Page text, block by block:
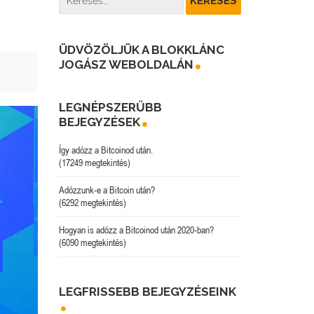
ÜDVÖZÖLJÜK A BLOKKLÁNC
JOGÁSZ WEBOLDALÁN
LEGNÉPSZERŰBB
BEJEGYZÉSEK
Így adózz a Bitcoinod után.
(17249 megtekintés)
Adózzunk-e a Bitcoin után?
(6292 megtekintés)
Hogyan is adózz a Bitcoinod után 2020-ban?
(6090 megtekintés)
LEGFRISSEBB BEJEGYZÉSEINK